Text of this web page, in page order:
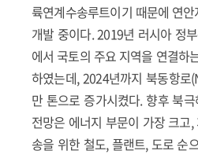
륙연계수송루트이기 때문에 연
개발 중이다. 2019년 러시아 정
에서 국토의 주요 지역을 연결하
하였는데, 2024년까지 북동항로
만 톤으로 증가시켰다. 향후 북
전망은 에너지 부문이 가장 크고
송을 위한 철도, 플랜트, 도로 순